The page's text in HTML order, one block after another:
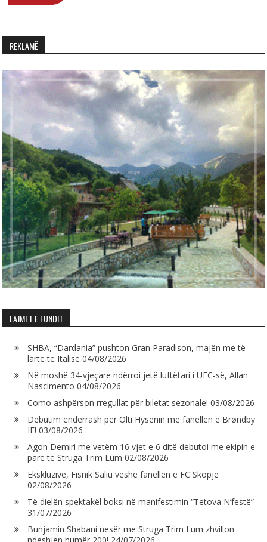
REKLAMË
LAJMET E FUNDIT
SHBA, “Dardania” pushton Gran Paradison, majën më të
lartë të Italisë 04/08/2026
Në moshë 34-vjeçare ndërroi jetë luftëtari i UFC-së, Allan
Nascimento 04/08/2026
Como ashpërson rregullat për biletat sezonale! 03/08/2026
Debutim ëndërrash për Olti Hysenin me fanellën e Brøndby
IF! 03/08/2026
Agon Demiri me vetëm 16 vjet e 6 ditë debutoi me ekipin e
parë të Struga Trim Lum 02/08/2026
Ekskluzive, Fisnik Saliu veshë fanellën e FC Skopje
02/08/2026
Të dielën spektakël boksi në manifestimin “Tetova N’festë”
31/07/2026
Bunjamin Shabani nesër me Struga Trim Lum zhvillon